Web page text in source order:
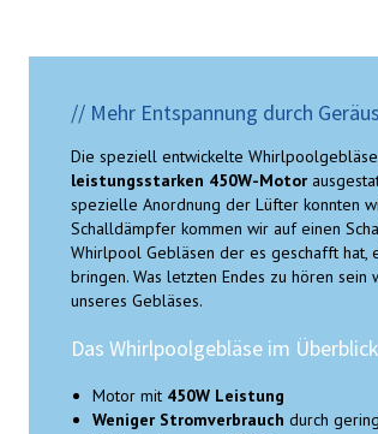
// Mehr Entspannung durch
Die speziell entwickelte
leistungsstarken 450W-Motor
spezielle Anordnung der Lüfter konnten
Schalldämpfer kommen wir auf einen
Whirlpool Gebläsen der es geschafft hat,
bringen. Was letzten Endes zu hören sein
unseres Gebläses.
Das Whirlpoolgebläse im
Motor mit 450W Leistung
Weniger Stromverbrauch durch